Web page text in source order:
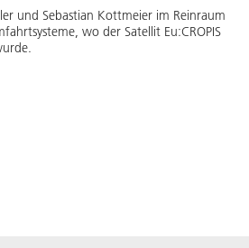
und Sebastian Kottmeier im Reinraum
wo der Satellit Eu:CROPIS